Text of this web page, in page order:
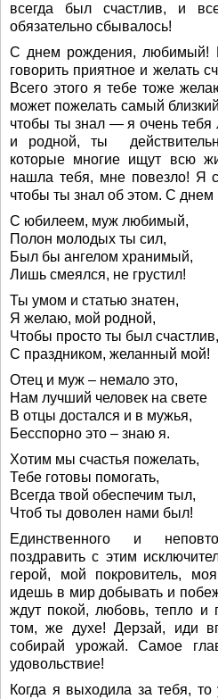
всегда был счастлив, и
обязательно сбывалось!
С днем рождения, любимый!
говорить приятное и желать
Всего этого я тебе тоже
может пожелать самый
чтобы ты знал — я очень
и родной, ты
которые многие ищут всю
нашла тебя, мне повезло! Я
чтобы ты знал об этом. С
С юбилеем, муж любимый,
Полон молодых ты сил,
Был бы ангелом хранимый,
Лишь смеялся, не грустил!
Ты умом и статью знатен,
Я желаю, мой родной,
Чтобы просто ты был счастлив,
С праздником, желанный мой!
Отец и муж – немало это,
Нам лучший человек на свете
В отцы достался и в мужья,
Бесспорно это – знаю я.
Хотим мы счастья пожелать,
Тебе готовы помогать,
Всегда твой обеспечим тыл,
Чтоб ты доволен нами был!
Единственного и
поздравить с этим
герой, мой покровитель,
идешь в мир добывать и
ждут покой, любовь, тепло
том, же духе! Дерзай, иди
собирай урожай. Самое
удовольствие!
Когда я выходила за тебя,